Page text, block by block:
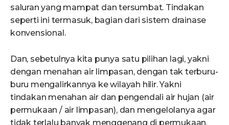
saluran yang mampat dan tersumbat. Tindakan
seperti ini termasuk, bagian dari sistem drainase
konvensional.
Dan, sebetulnya kita punya satu pilihan lagi, yakni
dengan menahan air limpasan, dengan tak terburu-
buru mengalirkannya ke wilayah hilir. Yakni
tindakan menahan air dan pengendali air hujan (air
permukaan / air limpasan), dan mengelolanya agar
tidak terlalu banyak menggenang di permukaan,